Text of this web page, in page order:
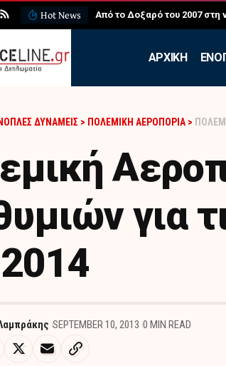
Hot News ΛΕΦΕΔ: Η εντυπωσιακή
APXIKH
ΔΥΝΑΜΕΙΣ > ΠΟΛΕΜΙΚΗ ΑΕΡΟΠΟΡΙΑ >
για
SEPTEMBER 10, 2013 0 MIN READ